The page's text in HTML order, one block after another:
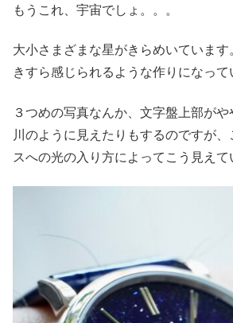
もうこれ、宇宙でしょ。。。
大小さまざまな星がきらめいていま
きすら感じられるような作りになって
３つめの写真なんか、文字盤上部が
川のように見えたりもするのですが
スへの光の入り方によってこう見えて